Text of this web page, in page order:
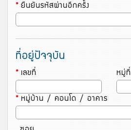
*ยืนยันรหัสผ่านอีกครั้ง
ที่อยู่ปัจจุบัน
*เลขที่ หมู่ที่
* หมู่บ้าน / คอนโด / อาคาร